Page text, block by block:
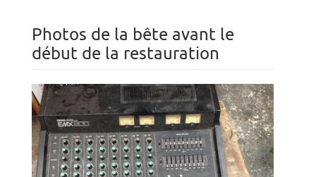
Photos de la bête avant le
début de la restauration